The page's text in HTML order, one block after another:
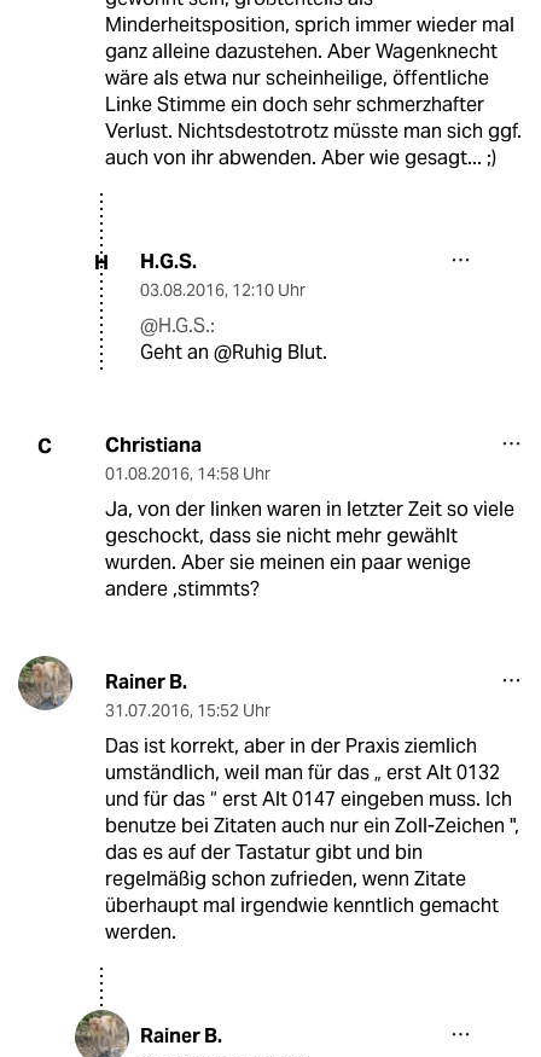
Minderheitsposition, sprich immer wieder mal
ganz alleine dazustehen. Aber Wagenknecht
wäre als etwa nur scheinheilige, öffentliche
Linke Stimme ein doch sehr schmerzhafter
Verlust. Nichtsdestotrotz müsste man sich ggf.
auch von ihr abwenden. Aber wie gesagt... ;)
H H.G.S.
03.08.2016, 12:10 Uhr
@H.G.S.:
Geht an @Ruhig Blut.
C Christiana
01.08.2016, 14:58 Uhr
Ja, von der linken waren in letzter Zeit so viele
geschockt, dass sie nicht mehr gewählt
wurden. Aber sie meinen ein paar wenige
andere ,stimmts?
Rainer B.
31.07.2016, 15:52 Uhr
Das ist korrekt, aber in der Praxis ziemlich
umständlich, weil man für das „ erst Alt 0132
und für das “ erst Alt 0147 eingeben muss. Ich
benutze bei Zitaten auch nur ein Zoll-Zeichen ",
das es auf der Tastatur gibt und bin
regelmäßig schon zufrieden, wenn Zitate
überhaupt mal irgendwie kenntlich gemacht
werden.
Rainer B.